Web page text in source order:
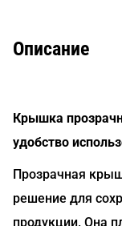
Описание
Крышка
удобство
Прозрачная
решение для
продукции. Она